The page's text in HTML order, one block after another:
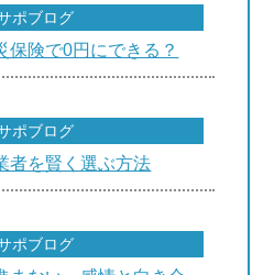
ポブログ
保険で0円にできる？
ポブログ
者を賢く選ぶ方法
ポブログ